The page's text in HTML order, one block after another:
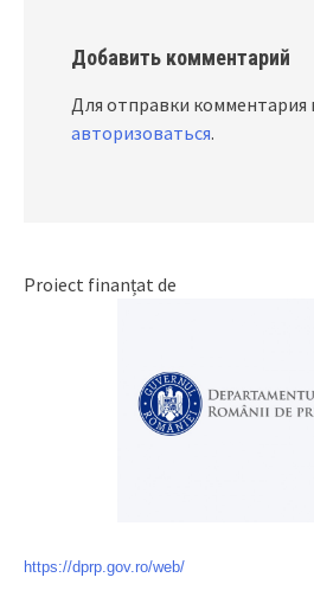
Добавить комментарий
Для отправки комментария
авторизоваться.
Proiect finanțat de
https://dprp.gov.ro/web/